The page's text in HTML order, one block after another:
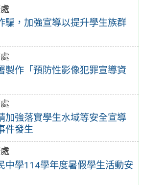
騙，加強宣導以提升學生族群
製作「預防性影像犯罪宣導資
加強落實學生水域等安全宣導
件發生
中學114學年度暑假學生活動安